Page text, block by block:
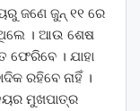
ଜଣେ ଜୁନ୍ ୧୧ ରେ
। ଆଉ ଶେଷ
ଫେରିବେ । ଯାହା
ରହିବେ ନାହିଁ ।
ମୁଖପାତ୍ର